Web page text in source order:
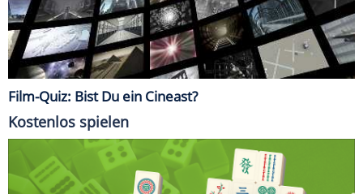
Film-Quiz: Bist Du ein Cineast?
Kostenlos spielen